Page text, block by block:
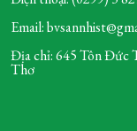
Email:
Địa chỉ: 645 Tôn Đức
Thơ